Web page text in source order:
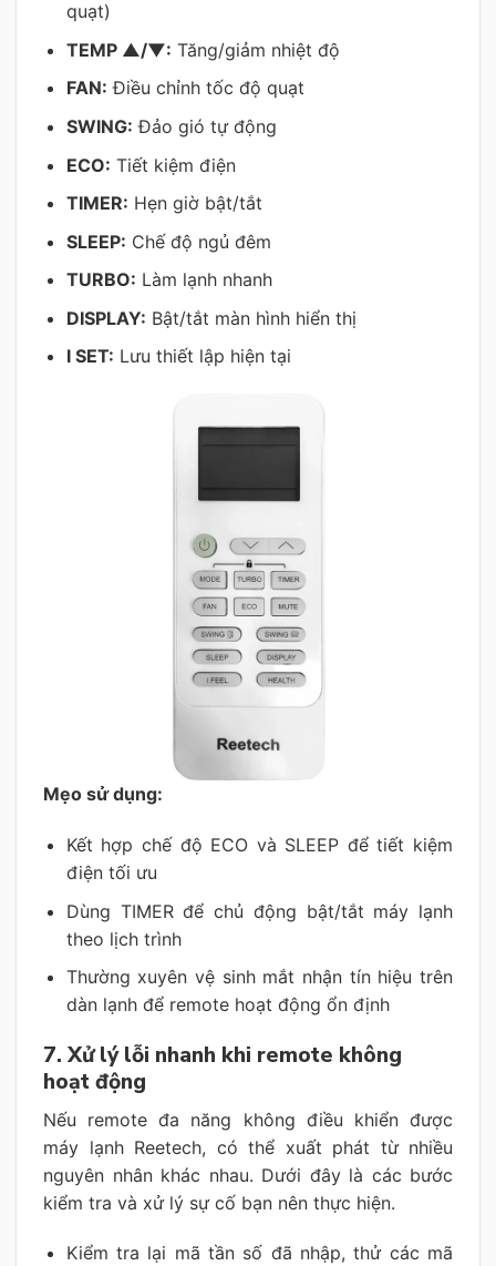
quạt)
TEMP ▲/▼: Tăng/giảm nhiệt độ
FAN: Điều chỉnh tốc độ quạt
SWING: Đảo gió tự động
ECO: Tiết kiệm điện
TIMER: Hẹn giờ bật/tắt
SLEEP: Chế độ ngủ đêm
TURBO: Làm lạnh nhanh
DISPLAY: Bật/tắt màn hình hiển thị
I SET: Lưu thiết lập hiện tại
Mẹo sử dụng:
Kết hợp chế độ ECO và SLEEP để tiết kiệm
điện tối ưu
Dùng TIMER để chủ động bật/tắt máy lạnh
theo lịch trình
Thường xuyên vệ sinh mắt nhận tín hiệu trên
dàn lạnh để remote hoạt động ổn định
7. Xử lý lỗi nhanh khi remote không
hoạt động
Nếu remote đa năng không điều khiển được
máy lạnh Reetech, có thể xuất phát từ nhiều
nguyên nhân khác nhau. Dưới đây là các bước
kiểm tra và xử lý sự cố bạn nên thực hiện.
Kiểm tra lại mã tần số đã nhập, thử các mã